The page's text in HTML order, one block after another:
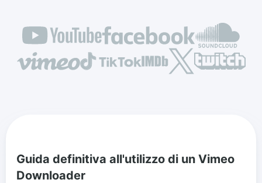
Guida definitiva all'utilizzo di un Vimeo
Downloader